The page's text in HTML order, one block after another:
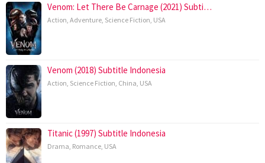
Venom: Let There Be Carnage (2021) Subti…
Action, Adventure, Science Fiction, USA
Venom (2018) Subtitle Indonesia
Action, Science Fiction, China, USA
Titanic (1997) Subtitle Indonesia
Drama, Romance, USA